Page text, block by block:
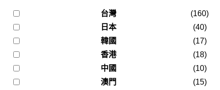
台灣
(160)
日本
(40)
韓國
(17)
香港
(18)
中國
(10)
澳門
(15)